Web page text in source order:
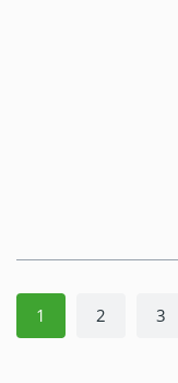
1 2 3